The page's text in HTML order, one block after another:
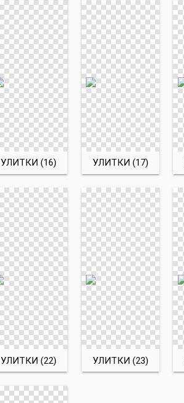
УЛИТКИ (16) УЛИТКИ (17)
УЛИТКИ (22) УЛИТКИ (23)